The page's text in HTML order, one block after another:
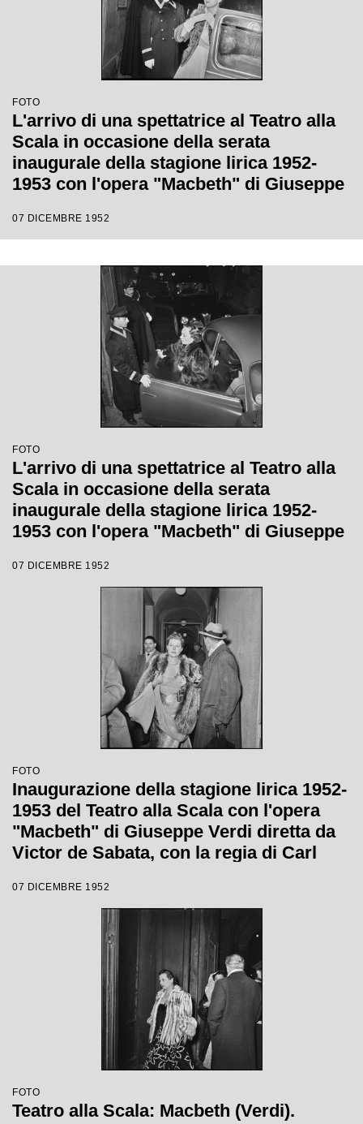
FOTO
L'arrivo di una spettatrice al Teatro alla
Scala in occasione della serata
inaugurale della stagione lirica 1952-
1953 con l'opera "Macbeth" di Giuseppe
regia di Carl Ebert
07 DICEMBRE 1952
FOTO
L'arrivo di una spettatrice al Teatro alla
Scala in occasione della serata
inaugurale della stagione lirica 1952-
1953 con l'opera "Macbeth" di Giuseppe
regia di Carl Ebert
07 DICEMBRE 1952
FOTO
Inaugurazione della stagione lirica 1952-
1953 del Teatro alla Scala con l'opera
"Macbeth" di Giuseppe Verdi diretta da
Victor de Sabata, con la regia di Carl
07 DICEMBRE 1952
FOTO
Teatro alla Scala: Macbeth (Verdi).